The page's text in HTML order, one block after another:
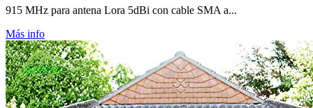
915 MHz para antena Lora 5dBi con cable SMA a...
Más info